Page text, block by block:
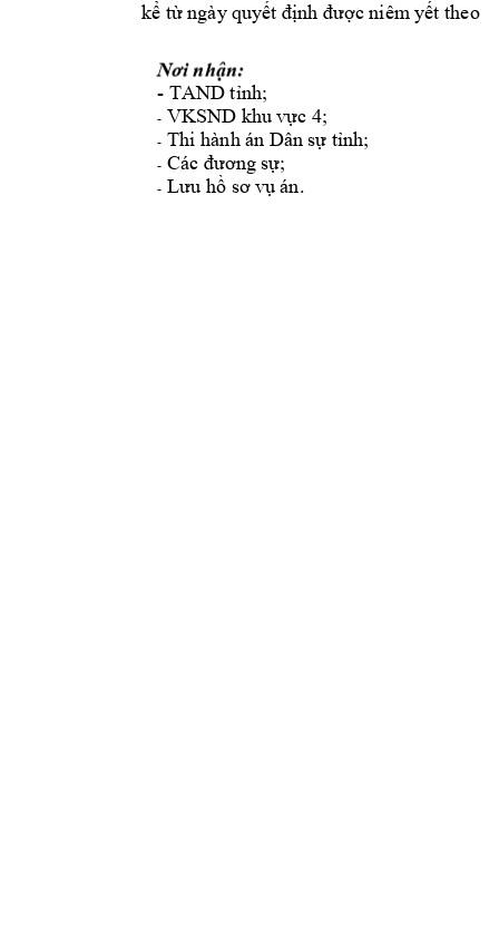
kể từ ngày quyết định được niêm yết theo
Nơi nhận:
- TAND tỉnh;
- VKSND khu vực 4;
- Thi hành án Dân sự tỉnh;
- Các đương sự;
- Lưu hồ sơ vụ án.